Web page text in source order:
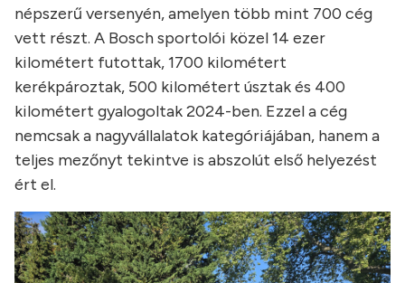
népszerű versenyén, amelyen több mint 700 cég
vett részt. A Bosch sportolói közel 14 ezer
kilométert futottak, 1700 kilométert
kerékpároztak, 500 kilométert úsztak és 400
kilométert gyalogoltak 2024-ben. Ezzel a cég
nemcsak a nagyvállalatok kategóriájában, hanem a
teljes mezőnyt tekintve is abszolút első helyezést
ért el.